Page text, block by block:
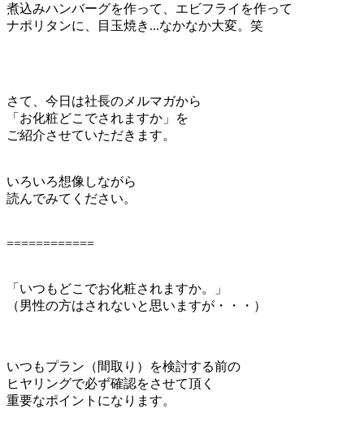
煮込みハンバーグを作って、エビフライを作って
ナポリタンに、目玉焼き...なかなか大変。笑
さて、今日は社長のメルマガから
「お化粧どこでされますか」を
ご紹介させていただきます。
いろいろ想像しながら
読んでみてください。
============
「いつもどこでお化粧されますか。」
（男性の方はされないと思いますが・・・）
いつもプラン（間取り）を検討する前の
ヒヤリングで必ず確認をさせて頂く
重要なポイントになります。